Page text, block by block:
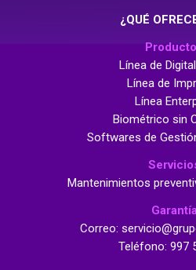
¿QUÉ
Línea de
Línea de
Línea
Biométrico sin
Softwares de
Mantenimientos
Correo:
Teléfono: 997